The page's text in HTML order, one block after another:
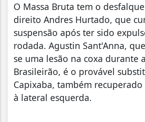
O Massa Bruta tem o
direito Andres Hurtado, que
suspensão após ter sido
rodada. Agustin Sant'Anna,
se uma lesão na coxa durante
Brasileirão, é o provável
Capixaba, também
à lateral esquerda.